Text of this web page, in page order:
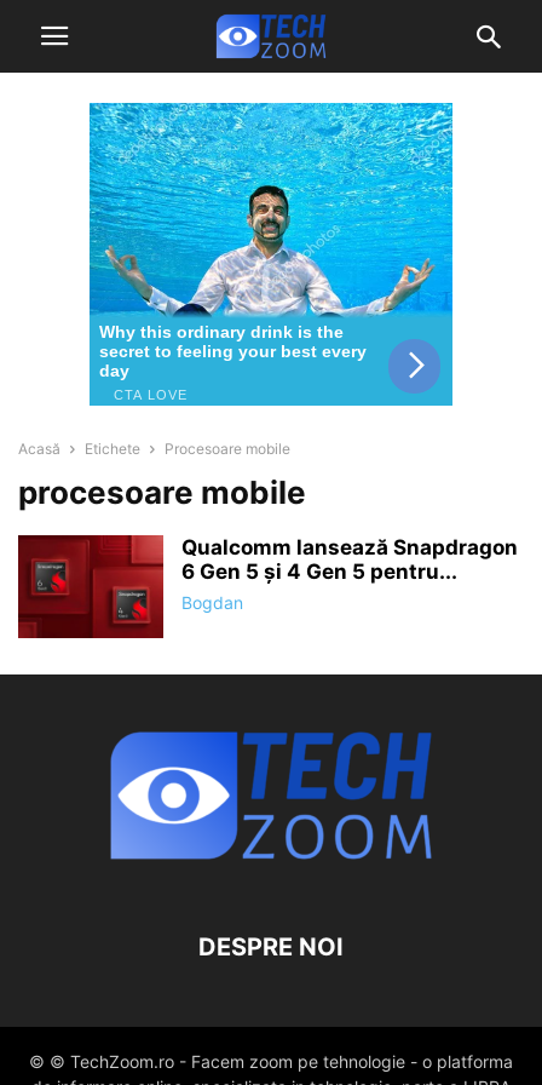
Acasă Etichete Procesoare mobile
procesoare mobile
Qualcomm lansează Snapdragon
6 Gen 5 și 4 Gen 5 pentru...
Bogdan
DESPRE NOI
© © TechZoom.ro - Facem zoom pe tehnologie - o platforma